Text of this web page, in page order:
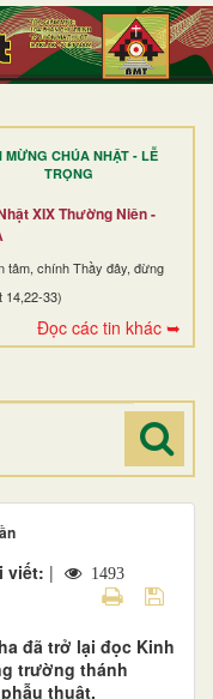
MỪNG CHÚA NHẬT - LỄ
TRỌNG
XIX Thường Niên -
tâm, chính Thầy đây, đừng
14,22-33)
Đọc các tin khác ➥
viết: | 1493
đã trở lại đọc Kinh
trường thánh
thuật.